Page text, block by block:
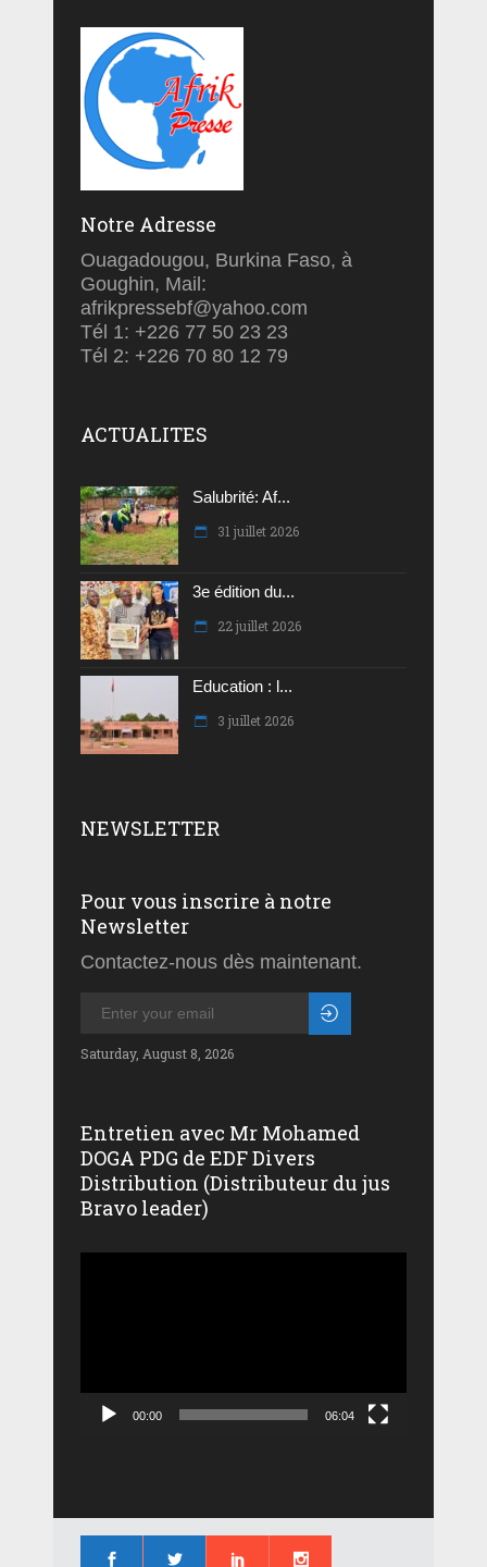
Notre Adresse
Ouagadougou, Burkina Faso, à
Goughin, Mail:
afrikpressebf@yahoo.com
Tél 1: +226 77 50 23 23
Tél 2: +226 70 80 12 79
ACTUALITES
Salubrité: Af...
31 juillet 2026
3e édition du...
22 juillet 2026
Education : l...
3 juillet 2026
NEWSLETTER
Pour vous inscrire à notre
Newsletter
Contactez-nous dès maintenant.
Saturday, August 8, 2026
Entretien avec Mr Mohamed
DOGA PDG de EDF Divers
Distribution (Distributeur du jus
Bravo leader)
00:00 06:04